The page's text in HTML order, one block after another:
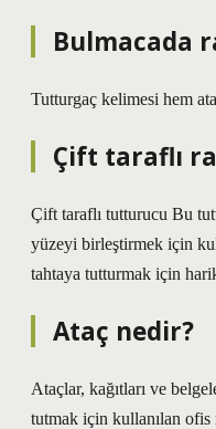
Bulmacada
Tutturgaç kelimesi hem
Çift taraflı
Çift taraflı tutturucu Bu
yüzeyi birleştirmek için
tahtaya tutturmak için
Ataç nedir?
Ataçlar, kağıtları ve
tutmak için kullanılan